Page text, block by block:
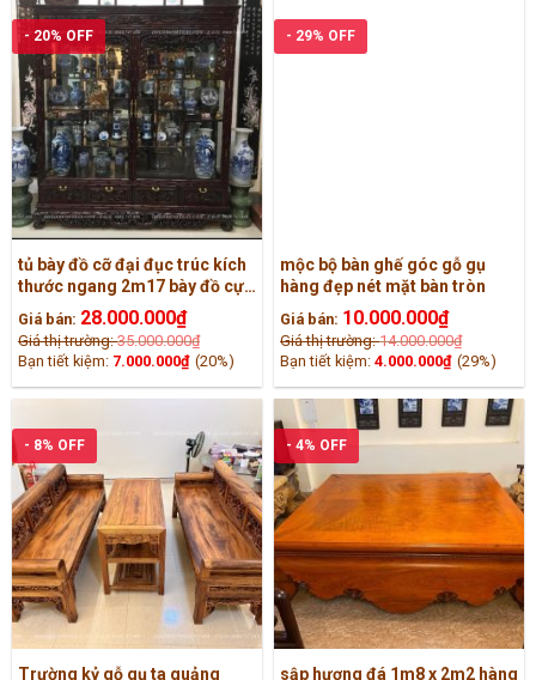
- 20% OFF
tủ bày đồ cỡ đại đục trúc kích
thước ngang 2m17 bày đồ cực
Giá bán: 28.000.000₫
Giá thị trường:35.000.000₫
Bạn tiết kiệm: 7.000.000₫ (20%)
- 29% OFF
mộc bộ bàn ghế góc gỗ gụ
hàng đẹp nét mặt bàn tròn
Giá bán: 10.000.000₫
Giá thị trường:14.000.000₫
Bạn tiết kiệm: 4.000.000₫ (29%)
- 8% OFF
Trường kỷ gỗ gụ ta quảng
- 4% OFF
sập hương đá 1m8 x 2m2 hàng